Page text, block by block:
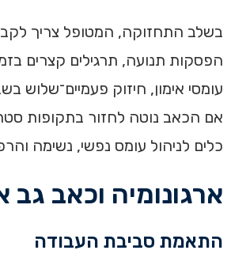
בשלב התחזוקה, המטופל צריך
הפסקות תנועה, תרגילים קצרים
עומסי אימון, חיזוק פעמיים־שלוש
אם הכאב נוטה לחזור בתקופות
כלים לניהול עומס נפשי, נשימה
ארגונומיה וכאב גב
התאמת סביבת העבודה